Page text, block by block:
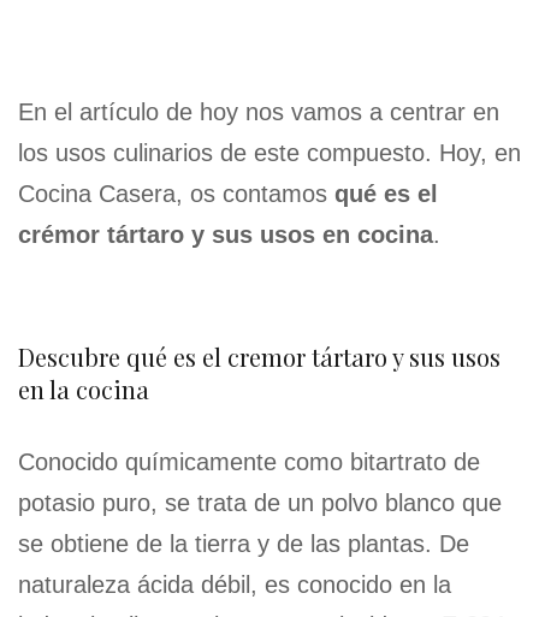
En el artículo de hoy nos vamos a centrar en
los usos culinarios de este compuesto. Hoy, en
Cocina Casera, os contamos qué es el
crémor tártaro y sus usos en cocina.
Descubre qué es el cremor tártaro y sus usos
en la cocina
Conocido químicamente como bitartrato de
potasio puro, se trata de un polvo blanco que
se obtiene de la tierra y de las plantas. De
naturaleza ácida débil, es conocido en la